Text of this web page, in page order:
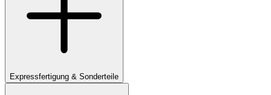
Expressfertigung & Sonderteile